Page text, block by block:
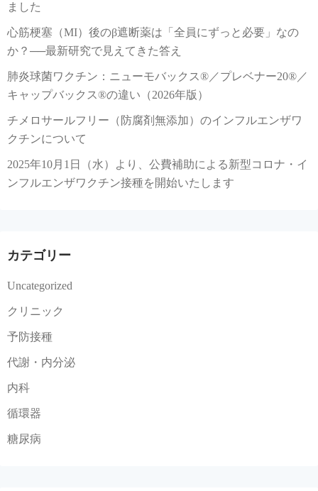
ました
心筋梗塞（MI）後のβ遮断薬は「全員にずっと必要」なの
か？──最新研究で見えてきた答え
肺炎球菌ワクチン：ニューモバックス®／プレベナー20®／
キャップバックス®の違い（2026年版）
チメロサールフリー（防腐剤無添加）のインフルエンザワ
クチンについて
2025年10月1日（水）より、公費補助による新型コロナ・イ
ンフルエンザワクチン接種を開始いたします
カテゴリー
Uncategorized
クリニック
予防接種
代謝・内分泌
内科
循環器
糖尿病